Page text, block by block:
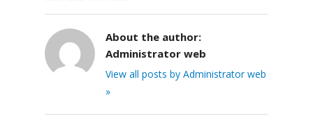
About the author:
Administrator web
View all posts by Administrator web
»